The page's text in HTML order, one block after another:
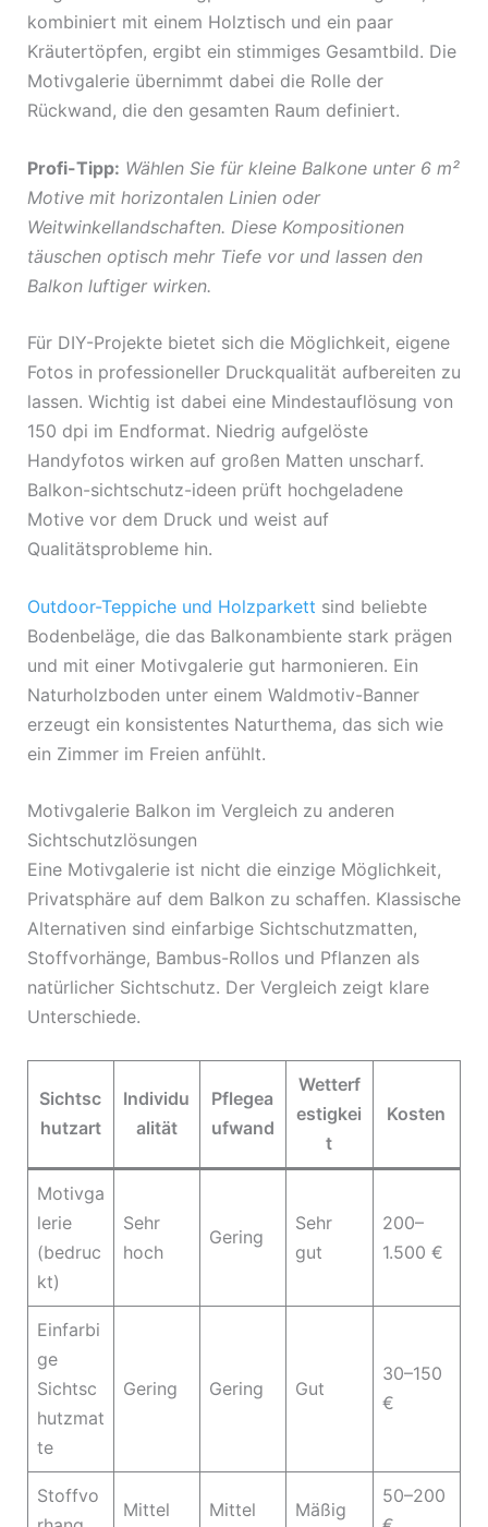
kombiniert mit einem Holztisch und ein paar
Kräutertöpfen, ergibt ein stimmiges Gesamtbild. Die
Motivgalerie übernimmt dabei die Rolle der
Rückwand, die den gesamten Raum definiert.
Profi-Tipp: Wählen Sie für kleine Balkone unter 6 m²
Motive mit horizontalen Linien oder
Weitwinkellandschaften. Diese Kompositionen
täuschen optisch mehr Tiefe vor und lassen den
Balkon luftiger wirken.
Für DIY-Projekte bietet sich die Möglichkeit, eigene
Fotos in professioneller Druckqualität aufbereiten zu
lassen. Wichtig ist dabei eine Mindestauflösung von
150 dpi im Endformat. Niedrig aufgelöste
Handyfotos wirken auf großen Matten unscharf.
Balkon-sichtschutz-ideen prüft hochgeladene
Motive vor dem Druck und weist auf
Qualitätsprobleme hin.
Outdoor-Teppiche und Holzparkett sind beliebte
Bodenbeläge, die das Balkonambiente stark prägen
und mit einer Motivgalerie gut harmonieren. Ein
Naturholzboden unter einem Waldmotiv-Banner
erzeugt ein konsistentes Naturthema, das sich wie
ein Zimmer im Freien anfühlt.
Motivgalerie Balkon im Vergleich zu anderen
Sichtschutzlösungen
Eine Motivgalerie ist nicht die einzige Möglichkeit,
Privatsphäre auf dem Balkon zu schaffen. Klassische
Alternativen sind einfarbige Sichtschutzmatten,
Stoffvorhänge, Bambus-Rollos und Pflanzen als
natürlicher Sichtschutz. Der Vergleich zeigt klare
Unterschiede.
Sichtsc
hutzart
Individu
alität
Pflegea
ufwand
Wetterf
estigkei
t
Kosten
Motivga
lerie
(bedruc
kt)
Sehr
hoch
Gering
Sehr
gut
200–
1.500 €
Einfarbi
ge
Sichtsc
hutzmat
te
Gering Gering Gut
30–150
€
Stoffvo
Mittel Mittel Mäßig
50–200